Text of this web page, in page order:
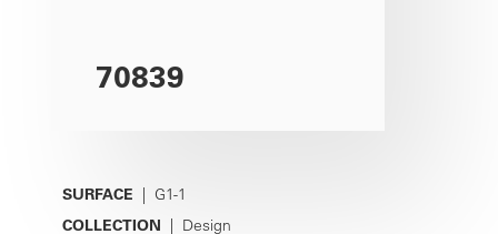
70839
SURFACE | G1-1
COLLECTION | Design